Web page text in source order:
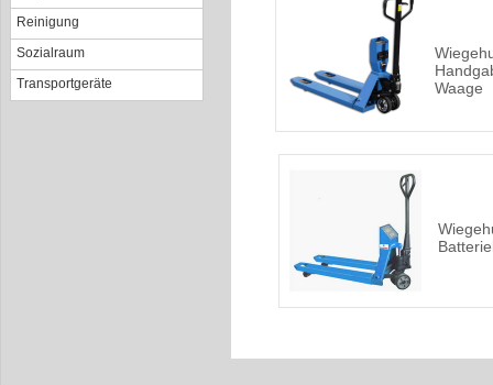
Reinigung
Sozialraum
Transportgeräte
Waage